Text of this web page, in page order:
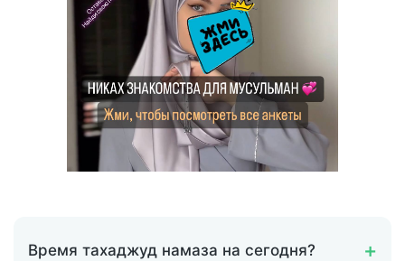
Время тахаджуд намаза на сегодня?